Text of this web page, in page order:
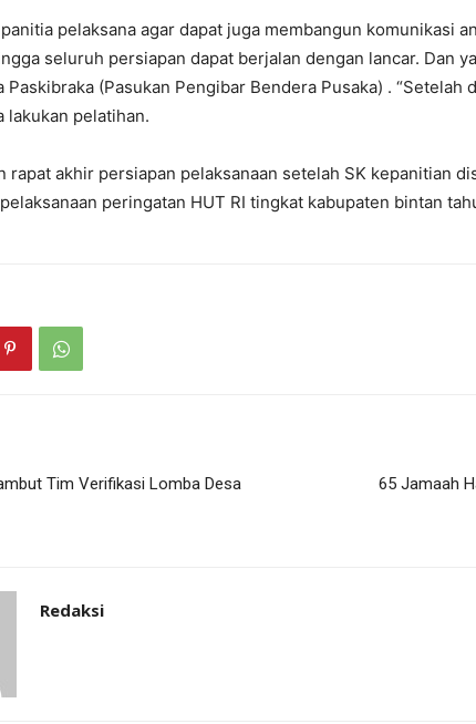
pelaksana agar dapat juga membangun komunikasi
seluruh persiapan dapat berjalan dengan lancar. Dan
Paskibraka (Pasukan Pengibar Bendera Pusaka) . “Setelah
lakukan pelatihan.
rapat akhir persiapan pelaksanaan setelah SK kepanitian
peringatan HUT RI tingkat kabupaten bintan
Tim Verifikasi Lomba Desa
65 Jamaah
Redaksi